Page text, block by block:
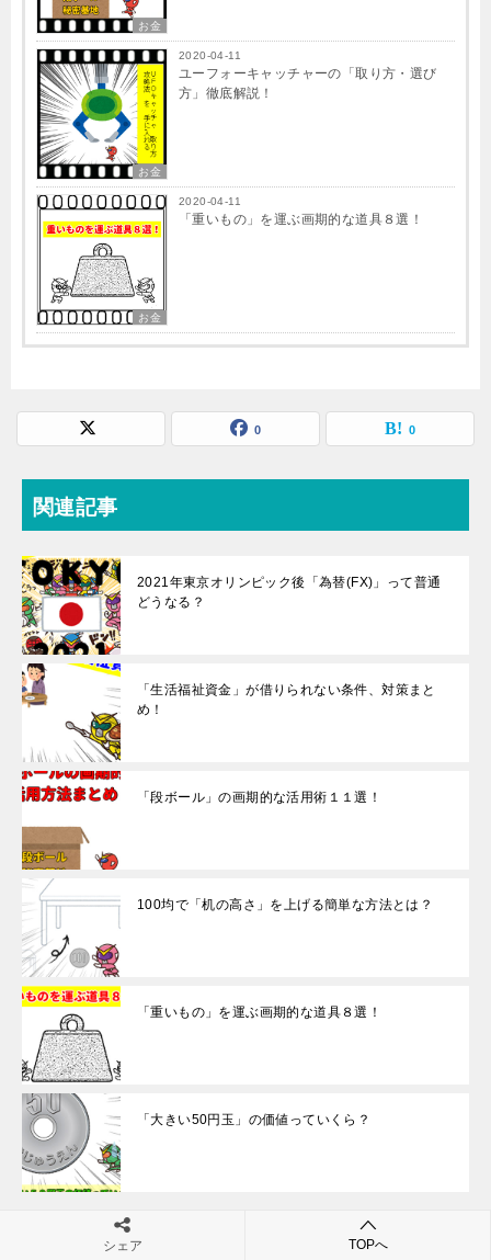
お金
お金
2020-04-11
ユーフォーキャッチャーの「取り方・選び
方」徹底解説！
お金
2020-04-11
「重いもの」を運ぶ画期的な道具８選！
0 0
関連記事
2021年東京オリンピック後「為替(FX)」って普通
どうなる？
「生活福祉資金」が借りられない条件、対策まと
め！
「段ボール」の画期的な活用術１１選！
100均で「机の高さ」を上げる簡単な方法とは？
「重いもの」を運ぶ画期的な道具８選！
「大きい50円玉」の価値っていくら？
シェア TOPへ